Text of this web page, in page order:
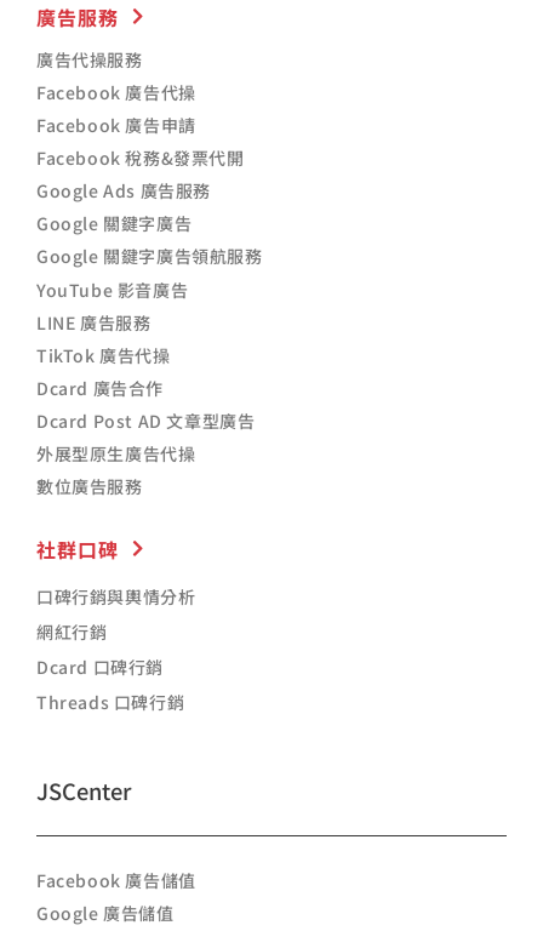
廣告服務
廣告代操服務
Facebook 廣告代操
Facebook 廣告申請
Facebook 稅務&發票代開
Google Ads 廣告服務
Google 關鍵字廣告
Google 關鍵字廣告領航服務
YouTube 影音廣告
LINE 廣告服務
TikTok 廣告代操
Dcard 廣告合作
Dcard Post AD 文章型廣告
外展型原生廣告代操
數位廣告服務
社群口碑
口碑行銷與輿情分析
網紅行銷
Dcard 口碑行銷
Threads 口碑行銷
JSCenter
Facebook 廣告儲值
Google 廣告儲值